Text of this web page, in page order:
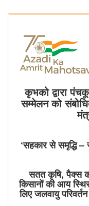
कृभको द्वारा
सम्मेलन को
‘सहकार से समृद्धि –
सतत कृषि, पैक्स
किसानों की आय
लिए जलवायु